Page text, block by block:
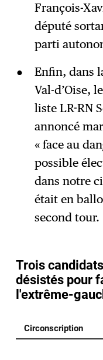
François-
député
parti
Enfin, dans
Val-d’Oise,
liste LR-RN
annoncé
« face au
possible
dans notre
était en
second tour.